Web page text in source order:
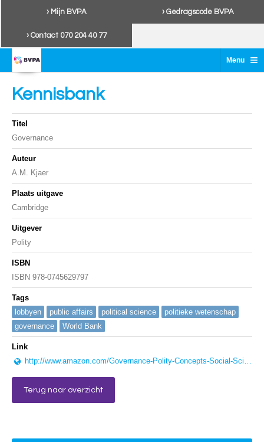
› Mijn BVPA › Gedragscode BVPA
› Contact 070 204 40 77
Menu ≡
Kennisbank
Titel
Governance
Auteur
A.M. Kjaer
Plaats uitgave
Cambridge
Uitgever
Polity
ISBN
ISBN 978-0745629797
Tags
lobbyen
public affairs political science
politieke wetenschap
governance
World Bank
Link
http://www.amazon.com/Governance-Polity-Concepts-Social-Sciences/dp/0745629792
Terug naar overzicht